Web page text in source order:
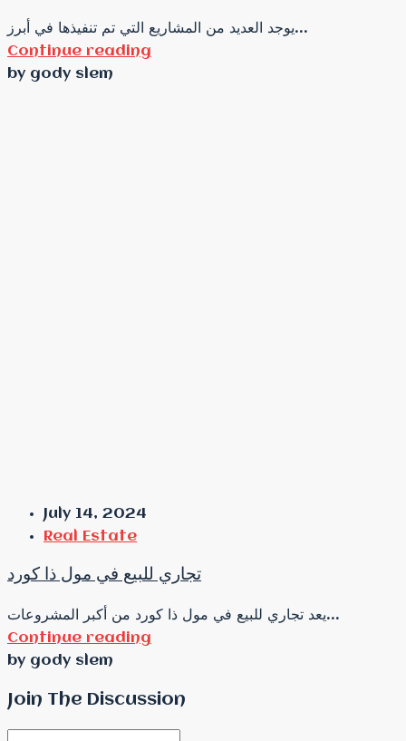
يوجد العديد من المشاريع التي تم تنفيذها في أبرز...
Continue reading
by gody slem
July 14, 2024
Real Estate
تجاري للبيع في مول ذا كورد
يعد تجاري للبيع في مول ذا كورد من أكبر المشروعات...
Continue reading
by gody slem
Join The Discussion